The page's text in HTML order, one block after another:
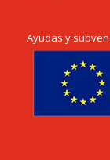
Ayudas y